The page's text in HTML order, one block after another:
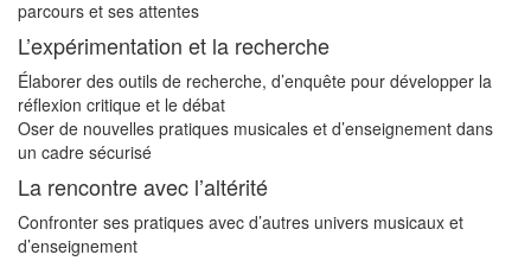
parcours et ses attentes
L’expérimentation et la recherche
Élaborer des outils de recherche, d’enquête pour développer la
réflexion critique et le débat
Oser de nouvelles pratiques musicales et d’enseignement dans
un cadre sécurisé
La rencontre avec l’altérité
Confronter ses pratiques avec d’autres univers musicaux et
d’enseignement